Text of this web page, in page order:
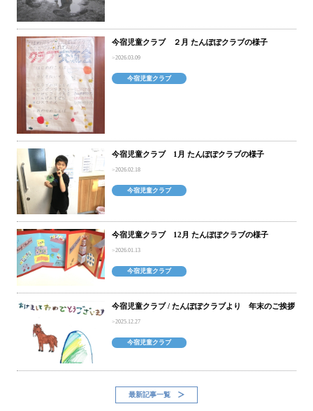
今宿児童クラブ ２月 たんぽぽクラブの様子
2026.03.09
今宿児童クラブ
今宿児童クラブ 1月 たんぽぽクラブの様子
2026.02.18
今宿児童クラブ
今宿児童クラブ 12月 たんぽぽクラブの様子
2026.01.13
今宿児童クラブ
今宿児童クラブ / たんぽぽクラブより 年末のご挨拶
2025.12.27
今宿児童クラブ
最新記事一覧